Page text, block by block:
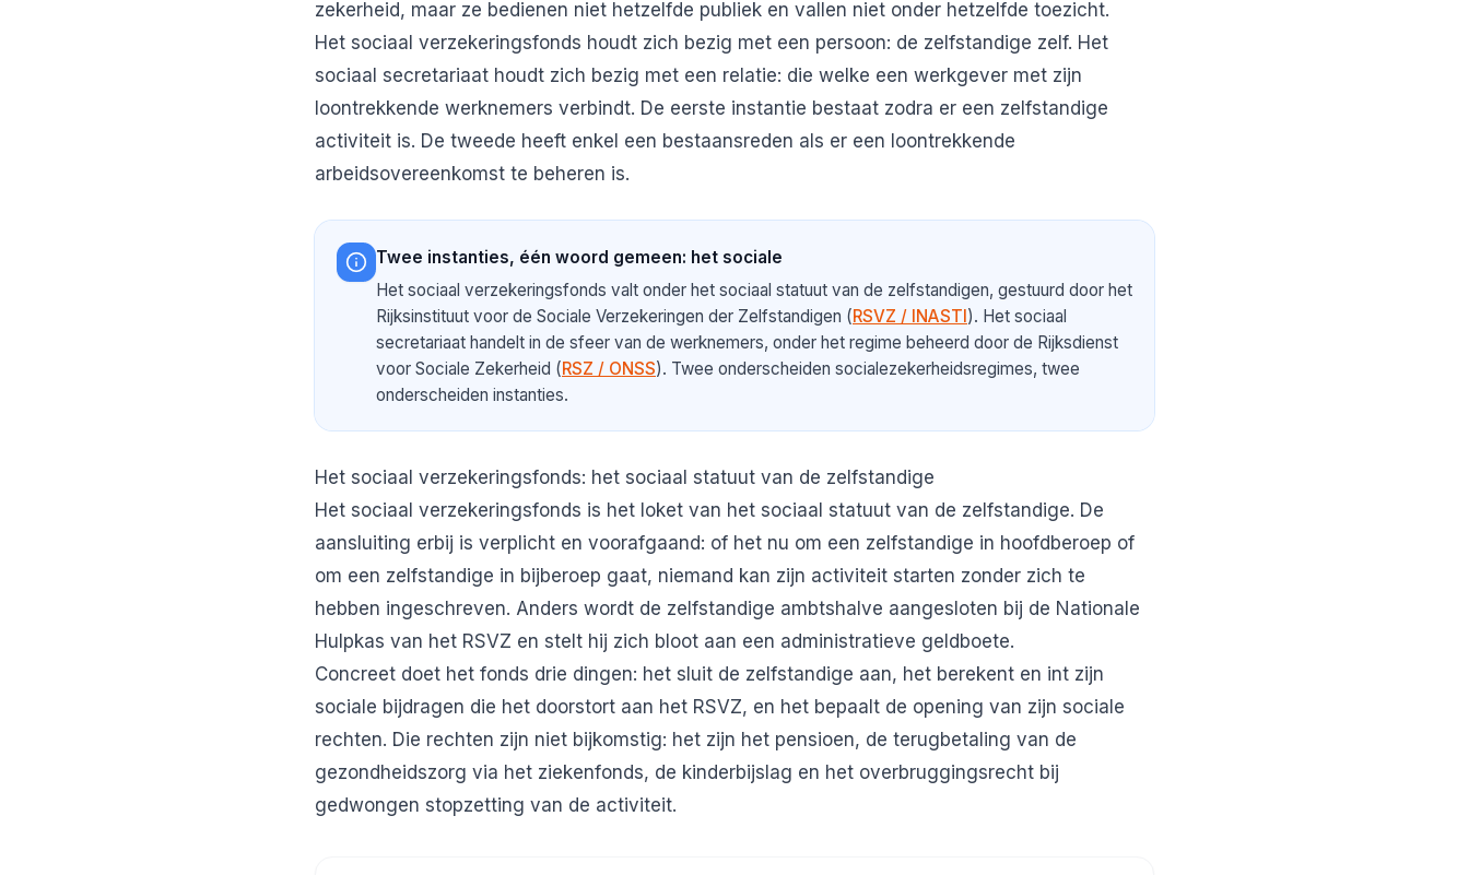
zekerheid, maar ze bedienen niet hetzelfde publiek en vallen niet onder hetzelfde toezicht.
Het sociaal verzekeringsfonds houdt zich bezig met een persoon: de zelfstandige zelf. Het
sociaal secretariaat houdt zich bezig met een relatie: die welke een werkgever met zijn
loontrekkende werknemers verbindt. De eerste instantie bestaat zodra er een zelfstandige
activiteit is. De tweede heeft enkel een bestaansreden als er een loontrekkende
arbeidsovereenkomst te beheren is.
Twee instanties, één woord gemeen: het sociale
Het sociaal verzekeringsfonds valt onder het sociaal statuut van de zelfstandigen, gestuurd door het
Rijksinstituut voor de Sociale Verzekeringen der Zelfstandigen (RSVZ / INASTI). Het sociaal
secretariaat handelt in de sfeer van de werknemers, onder het regime beheerd door de Rijksdienst
voor Sociale Zekerheid (RSZ / ONSS). Twee onderscheiden socialezekerheidsregimes, twee
onderscheiden instanties.
Het sociaal verzekeringsfonds: het sociaal statuut van de zelfstandige
Het sociaal verzekeringsfonds is het loket van het sociaal statuut van de zelfstandige. De
aansluiting erbij is verplicht en voorafgaand: of het nu om een zelfstandige in hoofdberoep of
om een zelfstandige in bijberoep gaat, niemand kan zijn activiteit starten zonder zich te
hebben ingeschreven. Anders wordt de zelfstandige ambtshalve aangesloten bij de Nationale
Hulpkas van het RSVZ en stelt hij zich bloot aan een administratieve geldboete.
Concreet doet het fonds drie dingen: het sluit de zelfstandige aan, het berekent en int zijn
sociale bijdragen die het doorstort aan het RSVZ, en het bepaalt de opening van zijn sociale
rechten. Die rechten zijn niet bijkomstig: het zijn het pensioen, de terugbetaling van de
gezondheidszorg via het ziekenfonds, de kinderbijslag en het overbruggingsrecht bij
gedwongen stopzetting van de activiteit.